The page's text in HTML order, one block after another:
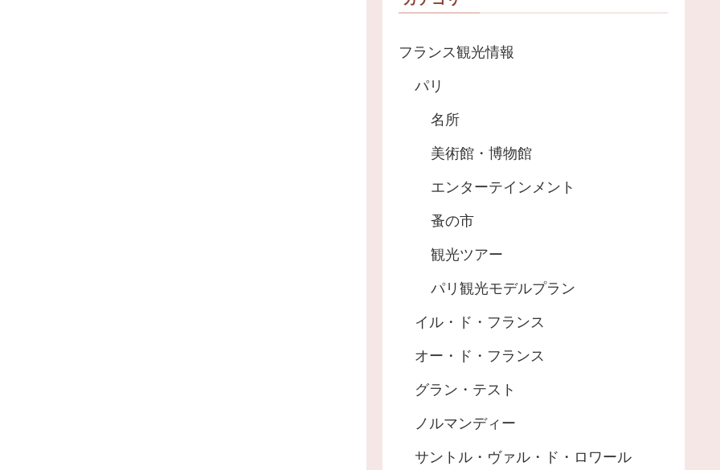
フランス観光情報
パリ
名所
美術館・博物館
エンターテインメント
蚤の市
観光ツアー
パリ観光モデルプラン
イル・ド・フランス
オー・ド・フランス
グラン・テスト
ノルマンディー
サントル・ヴァル・ド・ロワール